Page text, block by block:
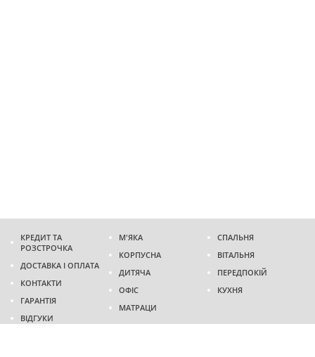
КРЕДИТ ТА
РОЗСТРОЧКА
ДОСТАВКА І ОПЛАТА
КОНТАКТИ
ГАРАНТІЯ
ВІДГУКИ
М'ЯКА
КОРПУСНА
ДИТЯЧА
ОФІС
МАТРАЦИ
СПАЛЬНЯ
ВІТАЛЬНЯ
ПЕРЕДПОКІЙ
КУХНЯ